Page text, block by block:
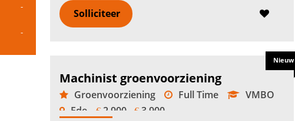
-
-
Solliciteer
Machinist groenvoorziening
Groenvoorziening Full Time
VMBO
Ede
€2.900 - €3.900
Nieuw